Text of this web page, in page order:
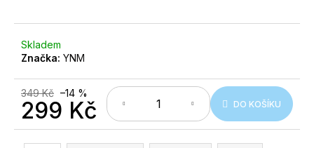
Skladem
Značka: YNM
349 Kč –14 %
299 Kč
Měrná
cena:
DO KOŠÍKU
e
m
e